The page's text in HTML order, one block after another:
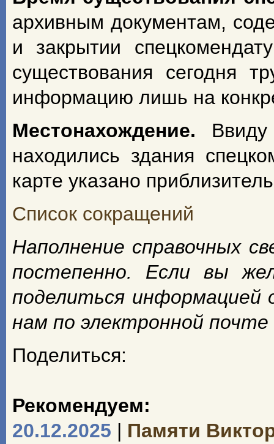
архивным документам,
и закрытии
существования сегодня
информацию лишь на
Местонахождение.
находились здания
карте указано
Список сокращений
Наполнение справочных
постепенно. Если вы
поделиться информацией
нам по электронной почте
Поделиться:
Рекомендуем:
20.12.2025 | Памяти